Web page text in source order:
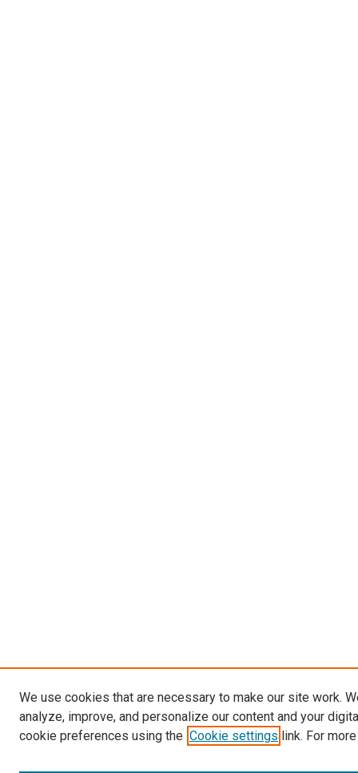
We use cookies that are necessary to make our site work.
analyze, improve, and personalize our content and your
cookie preferences using the Cookie settings link. For